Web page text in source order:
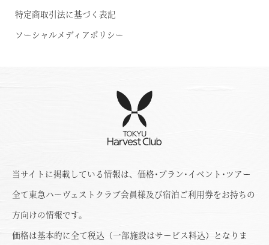
特定商取引法に基づく表記
ソーシャルメディアポリシー
当サイトに掲載している情報は、価格･プラン･イベント･ツアー
全て東急ハーヴェストクラブ会員様及び宿泊ご利用券をお持ちの
方向けの情報です。
価格は基本的に全て税込（一部施設はサービス料込）となりま